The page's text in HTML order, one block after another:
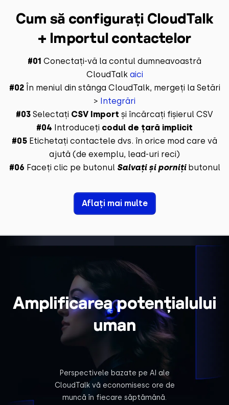
Cum să configurați CloudTalk
+ Importul contactelor
#01 Conectați-vă la contul dumneavoastră
CloudTalk aici
#02În meniul din stânga CloudTalk, mergeți la Setări
> Integrări
#03 Selectați CSV Import și încărcați fișierul CSV
#04 Introduceți codul de țară implicit
#05 Etichetați contactele dvs. în orice mod care vă
ajută (de exemplu, lead-uri reci)
#06 Faceți clic pe butonul Salvați și pornițibutonul
Aflați mai multe
Amplificarea potențialului
uman
Perspectivele bazate pe AI ale
CloudTalk vă economisesc ore de
muncă în fiecare săptămână.